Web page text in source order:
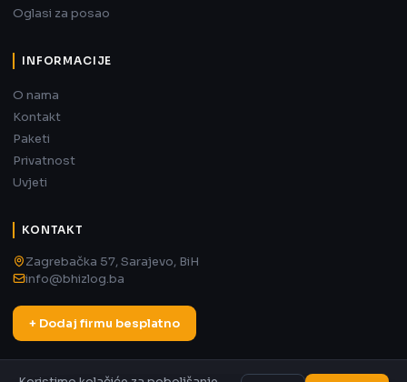
Oglasi za posao
INFORMACIJE
O nama
Kontakt
Paketi
Privatnost
Uvjeti
KONTAKT
Zagrebačka 57, Sarajevo, BiH
info@bhizlog.ba
+ Dodaj firmu besplatno